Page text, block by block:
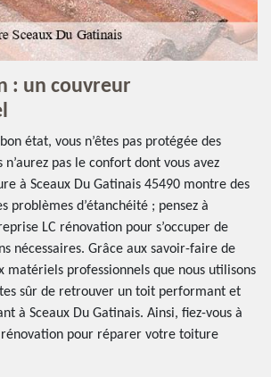
: un couvreur
état, vous n’êtes pas protégée des
pas le confort dont vous avez
à Sceaux Du Gatinais 45490 montre des
problèmes d’étanchéité ; pensez à
LC rénovation pour s’occuper de
nécessaires. Grâce aux savoir-faire de
matériels professionnels que nous utilisons
sûr de retrouver un toit performant et
à Sceaux Du Gatinais. Ainsi, fiez-vous à
pour réparer votre toiture